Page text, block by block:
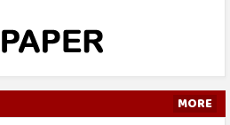
MORE